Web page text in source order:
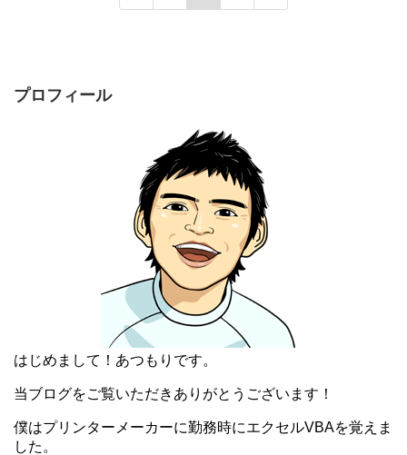
プロフィール
はじめまして！あつもりです。
当ブログをご覧いただきありがとうございます！
僕はプリンターメーカーに勤務時にエクセルVBAを覚えま
した。